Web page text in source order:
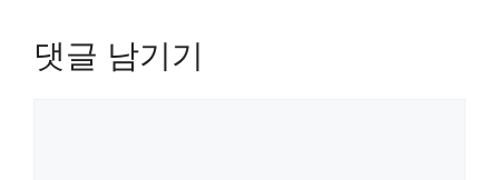
댓글 남기기